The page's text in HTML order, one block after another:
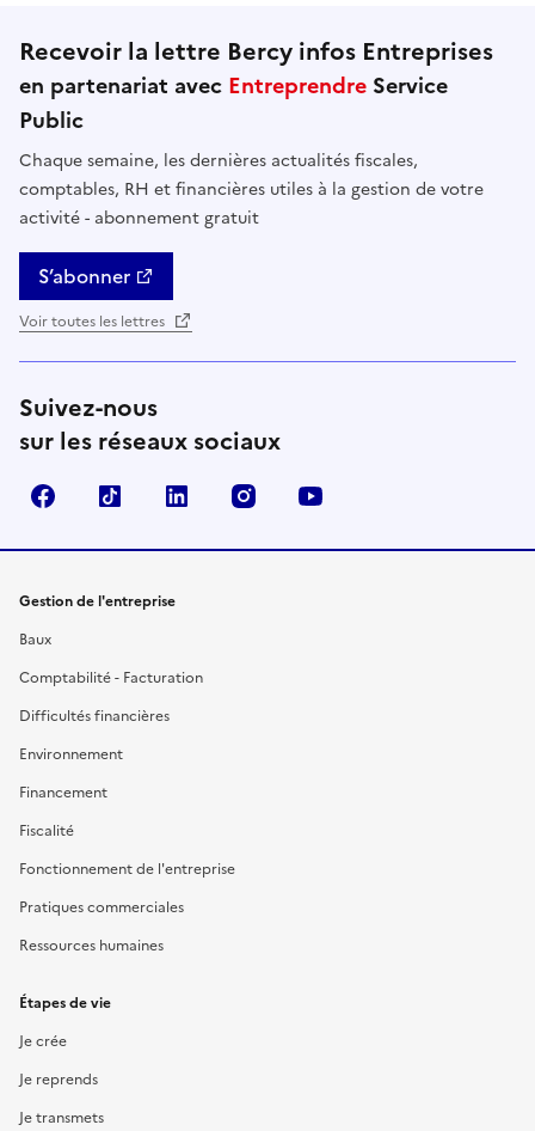
Recevoir la lettre Bercy infos Entreprises
en partenariat avec Entreprendre Service
Public
Chaque semaine, les dernières actualités fiscales,
comptables, RH et financières utiles à la gestion de votre
activité - abonnement gratuit
S’abonner
Voir toutes les lettres
Suivez-nous
sur les réseaux sociaux
FacebookTikTok Linkedin Instagram
Gestion de l'entreprise
Baux
Comptabilité - Facturation
Difficultés financières
Environnement
Financement
Fiscalité
Fonctionnement de l'entreprise
Pratiques commerciales
Ressources humaines
Étapes de vie
Je crée
Je reprends
Je transmets